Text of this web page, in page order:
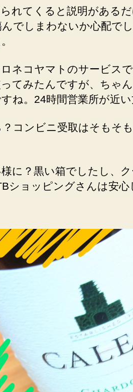
れてくると説明がある
でしまわないか心配で
ネコヤマトのサービス
てみたんですが、ちゃ
ね。24時間営業所が近
コンビニ受取はそもそ
に？黒い箱でしたし、
ショッピングさんは安心